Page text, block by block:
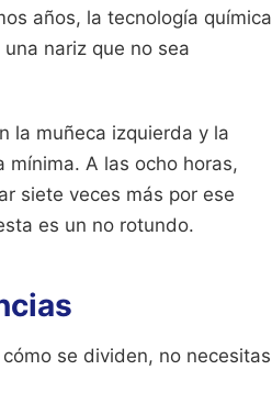
años, la tecnología química
nariz que no sea
la muñeca izquierda y la
mínima. A las ocho horas,
siete veces más por ese
es un no rotundo.
se dividen, no necesitas